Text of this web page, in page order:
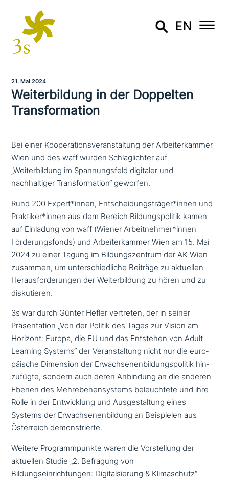
EN
21. Mai 2024
Weiterbildung in der Doppelten
Transformation
Bei einer Kooperationsveranstaltung der Arbeiterkammer
Wien und des waff wurden Schlaglichter auf
„Weiterbildung im Spannungsfeld digitaler und
nachhaltiger Transformation“ geworfen.
Rund 200 Expert*innen, Entscheidungsträger*innen und
Praktiker*innen aus dem Bereich Bildungspolitik kamen
auf Einladung von waff (Wiener Arbeitnehmer*innen
Förderungsfonds) und Arbeiterkammer Wien am 15. Mai
2024 zu einer Tagung im Bildungszentrum der AK Wien
zusammen, um unter­schied­li­che Beiträge zu aktuellen
Herausforderungen der Weiterbildung zu hören und zu
diskutieren.
3s war durch Günter Hefler vertreten, der in seiner
Präsentation „Von der Politik des Tages zur Vision am
Horizont: Europa, die EU und das Entstehen von Adult
Learning Systems“ der Veranstaltung nicht nur die euro­
päi­sche Dimension der Erwachsenenbildungspolitik hin­
zu­füg­te, sondern auch deren Anbindung an die anderen
Ebenen des Mehrebenensystems beleuch­te­te und ihre
Rolle in der Entwicklung und Ausgestaltung eines
Systems der Erwachsenenbildung an Beispielen aus
Österreich demonstrierte.
Weitere Programmpunkte waren die Vorstellung der
aktuellen Studie „2. Befragung von
Bildungseinrichtungen: Digitalsierung & Klimaschutz“